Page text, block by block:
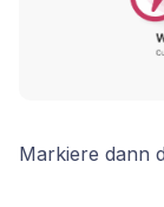
Markiere dann